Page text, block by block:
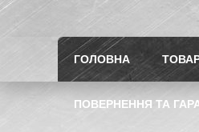
ГОЛОВНА
ПОВЕРНЕННЯ ТА